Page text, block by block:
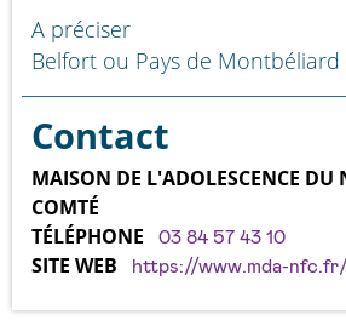
A préciser
Belfort ou Pays de Montbéliard
Contact
MAISON DE L'ADOLESCENCE DU
COMTÉ
TÉLÉPHONE
03 84 57 43 10
SITE WEB https://www.mda-nfc.fr/